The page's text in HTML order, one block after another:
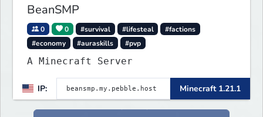
BeanSMP
0 0 #survival #lifesteal
#factions
#economy
#auraskills #pvp
A Minecraft Server
IP: Minecraft 1.21.1